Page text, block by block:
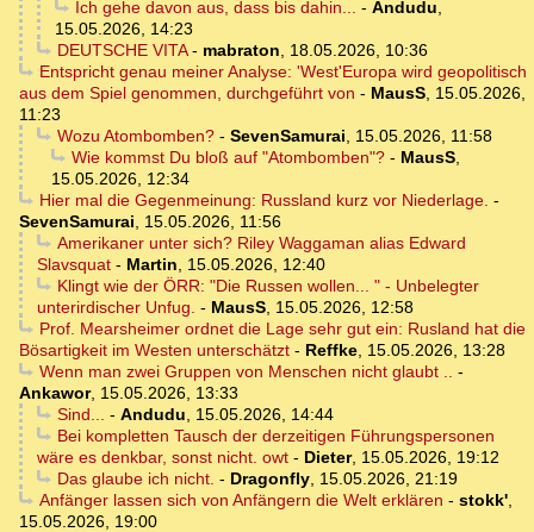
Ich gehe davon aus, dass bis dahin... - Andudu,
15.05.2026, 14:23
DEUTSCHE VITA- mabraton, 18.05.2026, 10:36
Entspricht genau meiner Analyse: 'West'Europa wird geopolitisch
aus dem Spiel genommen, durchgeführt von - MausS, 15.05.2026,
11:23
Wozu Atombomben?- SevenSamurai, 15.05.2026, 11:58
Wie kommst Du bloß auf "Atombomben"?- MausS,
15.05.2026, 12:34
Hier mal die Gegenmeinung: Russland kurz vor Niederlage. -
SevenSamurai, 15.05.2026, 11:56
Amerikaner unter sich? Riley Waggaman alias Edward
Slavsquat - Martin, 15.05.2026, 12:40
Klingt wie der ÖRR: "Die Russen wollen... " - Unbelegter
unterirdischer Unfug. - MausS, 15.05.2026, 12:58
Prof. Mearsheimer ordnet die Lage sehr gut ein: Rusland hat die
Bösartigkeit im Westen unterschätzt - Reffke, 15.05.2026, 13:28
Wenn man zwei Gruppen von Menschen nicht glaubt .. -
Ankawor, 15.05.2026, 13:33
Sind... - Andudu, 15.05.2026, 14:44
Bei kompletten Tausch der derzeitigen Führungspersonen
wäre es denkbar, sonst nicht. owt - Dieter, 15.05.2026, 19:12
Das glaube ich nicht. - Dragonfly, 15.05.2026, 21:19
Anfänger lassen sich von Anfängern die Welt erklären - stokk',
15.05.2026, 19:00